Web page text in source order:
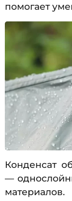
помогает
Конденсат
—